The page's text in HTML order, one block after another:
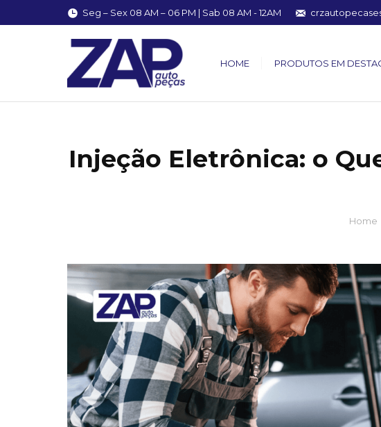
Seg – Sex 08 AM – 06 PM | Sab 08 AM - 12AM
HOME PRODUTOS EM
Injeção Eletrônica: o
Home